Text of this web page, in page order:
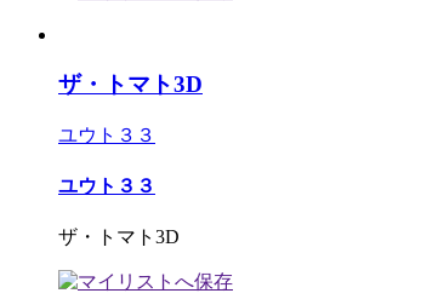
ザ・トマト3D
ユウト３３
ユウト３３
ザ・トマト3D